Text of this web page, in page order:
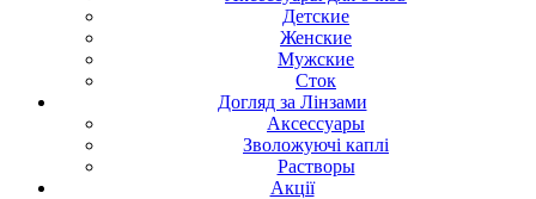
Детские
Женские
Мужские
Сток
Догляд за Лінзами
Аксессуары
Зволожуючі каплі
Растворы
Акції